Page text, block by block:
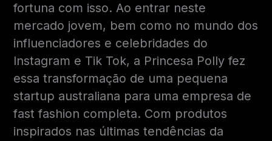
fortuna com isso. Ao entrar neste
mercado jovem, bem como no mundo dos
influenciadores e celebridades do
Instagram e Tik Tok, a Princesa Polly fez
essa transformação de uma pequena
startup australiana para uma empresa de
fast fashion completa. Com produtos
inspirados nas últimas tendências da